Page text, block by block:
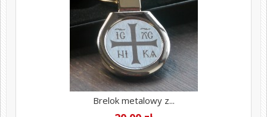
Brelok metalowy z...